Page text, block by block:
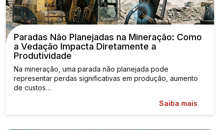
Paradas Não Planejadas na Mineração: Como
a Vedação Impacta Diretamente a
Produtividade
Na mineração, uma parada não planejada pode
representar perdas significativas em produção, aumento
de custos…
Saiba mais